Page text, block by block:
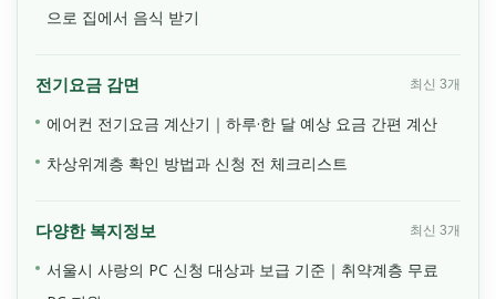
으로 집에서 음식 받기
전기요금 감면 최신 3개
에어컨 전기요금 계산기｜하루·한 달 예상 요금 간편 계산
차상위계층 확인 방법과 신청 전 체크리스트
다양한 복지정보 최신 3개
서울시 사랑의 PC 신청 대상과 보급 기준｜취약계층 무료